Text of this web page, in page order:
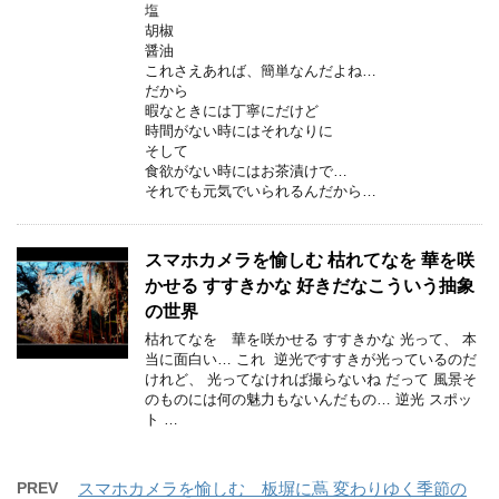
塩
胡椒
醤油
これさえあれば、簡単なんだよね…
だから
暇なときには丁寧にだけど
時間がない時にはそれなりに
そして
食欲がない時にはお茶漬けで…
それでも元気でいられるんだから…
スマホカメラを愉しむ 枯れてなを 華を咲
かせる すすきかな 好きだなこういう抽象
の世界
枯れてなを 華を咲かせる すすきかな 光って、 本
当に面白い… これ 逆光ですすきが光っているのだ
けれど、 光ってなければ撮らないね だって 風景そ
のものには何の魅力もないんだもの… 逆光 スポッ
ト …
PREV
スマホカメラを愉しむ 板塀に蔦 変わりゆく季節の